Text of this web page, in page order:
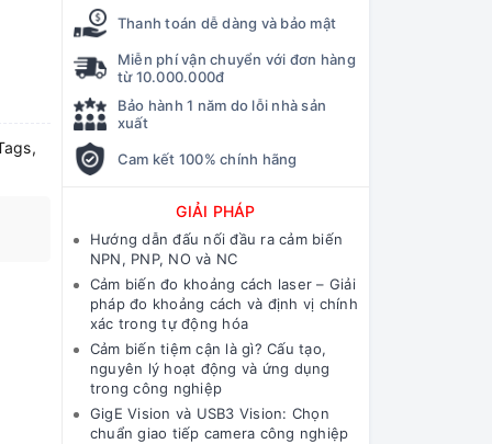
Thanh toán dễ dàng và bảo mật
Miễn phí vận chuyển với đơn hàng
từ 10.000.000đ
Bảo hành 1 năm do lỗi nhà sản
xuất
Cam kết 100% chính hãng
GIẢI PHÁP
Hướng dẫn đấu nối đầu ra cảm biến
NPN, PNP, NO và NC
Cảm biến đo khoảng cách laser – Giải
pháp đo khoảng cách và định vị chính
xác trong tự động hóa
Cảm biến tiệm cận là gì? Cấu tạo,
nguyên lý hoạt động và ứng dụng
trong công nghiệp
GigE Vision và USB3 Vision: Chọn
chuẩn giao tiếp camera công nghiệp